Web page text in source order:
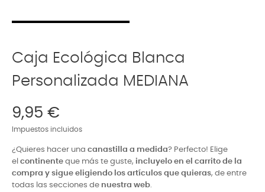
Caja Ecológica Blanca
Personalizada MEDIANA
9,95 €
Impuestos incluidos
¿Quieres hacer una canastilla a medida? Perfecto! Elige
el continente que más te guste, incluyelo en el carrito de la
compra y sigue eligiendo los artículos que quieras, de entre
todas las secciones de nuestra web.